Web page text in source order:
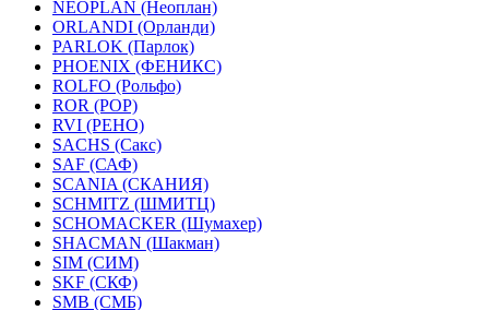
NEOPLAN (Неоплан)
ORLANDI (Орланди)
PARLOK (Парлок)
PHOENIX (ФЕНИКС)
ROLFO (Рольфо)
ROR (РОР)
RVI (РЕНО)
SACHS (Сакс)
SAF (САФ)
SCANIA (СКАНИЯ)
SCHMITZ (ШМИТЦ)
SCHOMACKER (Шумахер)
SHACMAN (Шакман)
SIM (СИМ)
SKF (СКФ)
SMB (СМБ)